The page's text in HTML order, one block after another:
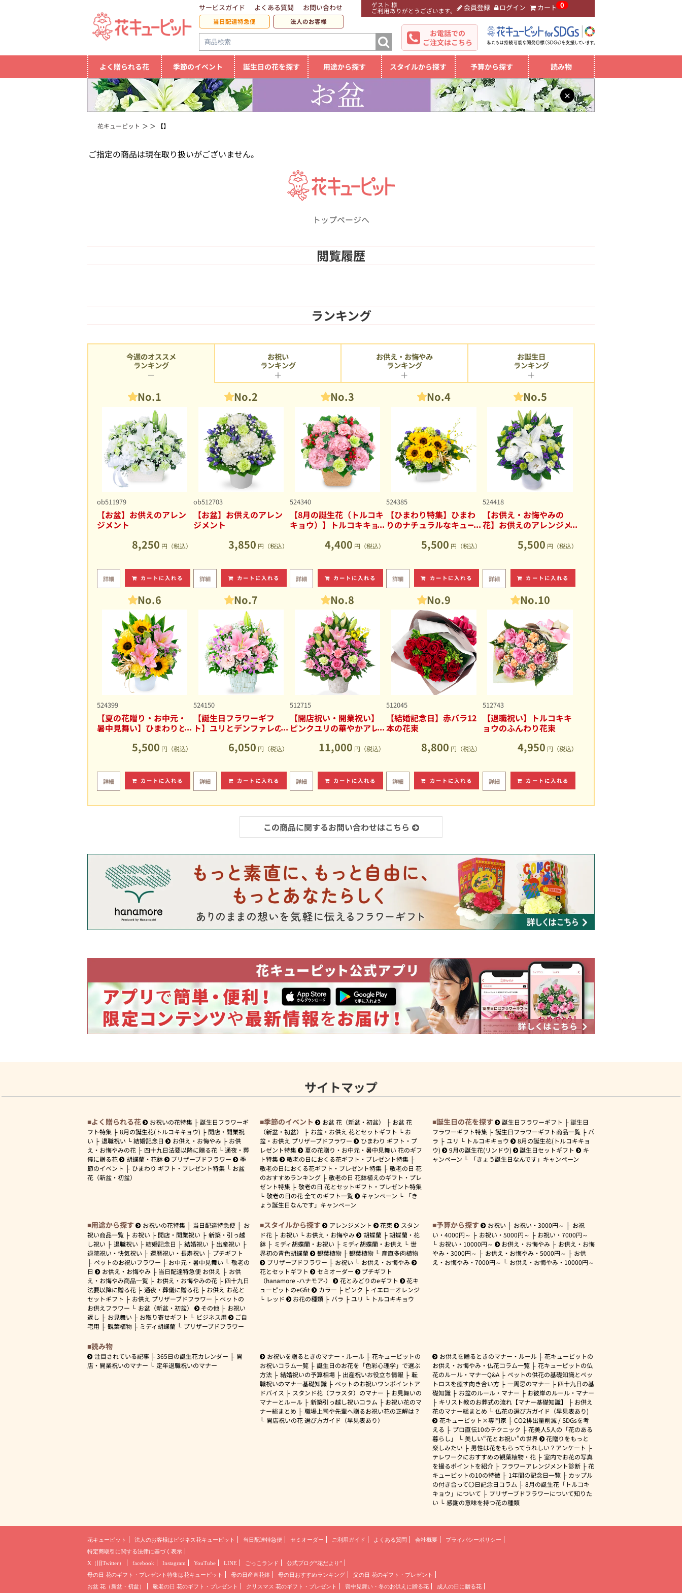
ゲスト 様
ご利用ありがとうございます。 会員登録 ログイン カート 0
サービスガイド よくある質問 お問い合わせ
当日配達特急便 法人のお客様
お電話での
ご注文はこちら
よく贈られる花 季節のイベント 誕生日の花を探す 用途から探す スタイルから探す 予算から探す 読み物
×
花キューピット 【】
ご指定の商品は現在取り扱いがございません。
トップページへ
閲覧履歴
ランキング
今週のオススメ
ランキング
No.1
ob511979
【お盆】お供えのアレン
ジメント
8,250 円（税込）
詳細 カートに入れる
No.2
ob512703
【お盆】お供えのアレン
ジメント
3,850 円（税込）
詳細 カートに入れる
No.3
524340
【8月の誕生花（トルコキ
キョウ）】トルコキキョ
4,400 円（税込）
詳細 カートに入れる
No.4
524385
【ひまわり特集】ひまわ
りのナチュラルなキュー
5,500 円（税込）
詳細 カートに入れる
No.5
524418
【お供え・お悔やみの
花】お供えのアレンジメ
5,500 円（税込）
詳細 カートに入れる
No.6
524399
【夏の花贈り・お中元・
暑中見舞い】ひまわりと
5,500 円（税込）
詳細 カートに入れる
No.7
524150
【誕生日フラワーギフ
ト】ユリとデンファレの
6,050 円（税込）
詳細 カートに入れる
No.8
512715
【開店祝い・開業祝い】
ピンクユリの華やかアレ
11,000 円（税込）
詳細 カートに入れる
No.9
512045
【結婚記念日】赤バラ12
本の花束
8,800 円（税込）
詳細 カートに入れる
No.10
512743
【退職祝い】トルコキキ
ョウのふんわり花束
4,950 円（税込）
詳細 カートに入れる
お祝い
ランキング
お供え・お悔やみ
ランキング
お誕生日
ランキング
この商品に関するお問い合わせはこちら
サイトマップ
よく贈られる花 お祝いの花特集
誕生日フラワーギ
フト特集
8月の誕生花(トルコキキョウ)
開店・開業祝
い
退職祝い 結婚記念日 お供え・お悔やみ
お供
え・お悔やみの花
四十九日法要以降に贈る花
通夜・葬
儀に贈る花
胡蝶蘭・花鉢 プリザーブドフラワー
季
節のイベント
ひまわり ギフト・プレゼント特集
お盆
花（新盆・初盆）
季節のイベント お盆 花（新盆・初盆）
お盆 花
（新盆・初盆）
お盆・お供え 花とセットギフト
お
盆・お供え プリザーブドフラワー
ひまわり ギフト・プ
レゼント特集
夏の花贈り・お中元・暑中見舞い 花のギフ
ト特集
敬老の日におくる花ギフト・プレゼント特集
敬老の日におくる花ギフト・プレゼント特集
敬老の日 花
のおすすめランキング
敬老の日 花鉢植えのギフト・プレ
ゼント特集
敬老の日 花とセットギフト・プレゼント特集
敬老の日の花 全てのギフト一覧
キャンペーン
「き
ょう誕生日なんです」キャンペーン
誕生日の花を探す 誕生日フラワーギフト
誕生日
フラワーギフト特集
誕生日フラワーギフト商品一覧
バ
ラ
ユリ トルコキキョウ
8月の誕生花(トルコキキョ
ウ)
9月の誕生花(リンドウ) 誕生日セットギフト
キ
ャンペーン
「きょう誕生日なんです」キャンペーン
用途から探す お祝いの花特集 当日配達特急便
お
祝い商品一覧
お祝い 開店・開業祝い
新築・引っ越
し祝い
退職祝い 結婚記念日 結婚祝い
出産祝い
退院祝い・快気祝い
還暦祝い・長寿祝い
プチギフト
ペットのお祝いフラワー
お中元・暑中見舞い
敬老の
日
お供え・お悔やみ 当日配達特急便 お供え
お供
え・お悔やみ商品一覧
お供え・お悔やみの花
四十九日
法要以降に贈る花
通夜・葬儀に贈る花
お供え お花と
セットギフト
お供え プリザーブドフラワー
ペットの
お供えフラワー
お盆（新盆・初盆） その他
お祝い
返し
お見舞い お取り寄せギフト ビジネス用
ご自
宅用
観葉植物 ミディ胡蝶蘭 プリザーブドフラワー
スタイルから探す アレンジメント 花束
スタン
ド花
お祝い お供え・お悔やみ 胡蝶蘭
胡蝶蘭・花
鉢
ミディ胡蝶蘭・お祝い ミディ胡蝶蘭・お供え
世
界初の青色胡蝶蘭
観葉植物 観葉植物
産直多肉植物
プリザーブドフラワー
お祝い
お供え・お悔やみ
花とセットギフト
セミオーダー
プチギフト
（hanamore -ハナモア-）
花とみどりのeギフト
花キ
ューピットのeGfit
カラー ピンク
イエローオレンジ
レッド
お花の種類 バラ ユリ トルコキキョウ
予算から探す お祝い お祝い・3000円～
お祝
い・ 4000円～ お祝い・ 5000円～ お祝い・7000円～
お祝い・ 10000円～ お供え・お悔やみ
お供え・お悔
やみ・ 3000円～ お供え・お悔やみ・ 5000円～
お供
え・お悔やみ・ 7000円～ お供え・お悔やみ・ 10000円～
読み物
注目されている記事 365日の誕生花カレンダー
開
店・開業祝いのマナー
定年退職祝いのマナー
お祝いを贈るときのマナー・ルール
花キューピットの
お祝いコラム一覧
誕生日のお花を「色彩心理学」で選ぶ
方法
結婚祝いの予算相場 出産祝いお役立ち情報
転
職祝いのマナー基礎知識
ペットのお祝いワンポイントア
ドバイス
スタンド花（フラスタ）のマナー
お見舞いの
マナーとルール
新築引っ越し祝いコラム
お祝い花のマ
ナー総まとめ
職場上司や先輩へ贈るお祝い花の正解は？
開店祝いの花 選び方ガイド（早見表あり）
お供えを贈るときのマナー・ルール
花キューピットの
お供え・お悔やみ・仏花コラム一覧
花キューピットの仏
花のルール・マナーQ&A
ペットの供花の基礎知識とペッ
トロスを癒す向き合い方
一周忌のマナー
四十九日の基
礎知識
お盆のルール・マナー
お彼岸のルール・マナー
キリスト教のお葬式の流れ【マナー基礎知識】
お供え
花のマナー総まとめ
仏花の選び方ガイド（早見表あり)
花キューピット×専門家
CO2排出量削減 / SDGsを考
える
プロ直伝10のテクニック
花美人5人の「花のある
暮らし」
美しい“花とお祝い”の世界
花贈りをもっと
楽しみたい
男性は花をもらってうれしい？アンケート
テレワークにおすすめの観葉植物・花
室内でお花の写真
を撮るポイントを紹介
フラワーアレンジメント診断
花
キューピットの10の特徴
1年間の記念日一覧
カップル
の付き合って〇日記念日コラム
8月の誕生花「トルコキ
キョウ」について
プリザーブドフラワーについて知りた
い
感謝の意味を持つ花の種類
花キューピット 法人のお客様は ビジネス花キューピット 当日配達特急便 セミオーダー ご利用ガイド よくある質問 会社概要
プライバシーポリシー
特定商取引に関する法律に基づく表示
X（旧Twitter）
facebook Instagram YouTube LINE ごっこランド
公式ブログ“花だより”
母の日 花のギフト・プレゼント 特集は花キューピット 母の日産直花鉢 母の日おすすめランキング
父の日 花のギフト・プレゼント
お盆 花（新盆・初盆）
敬老の日 花のギフト・プレゼント クリスマス 花のギフト・プレゼント 喪中見舞い・冬のお供えに贈る花 成人の日に贈る花